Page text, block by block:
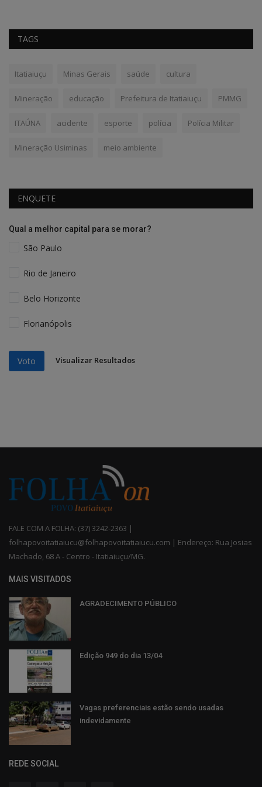
TAGS
Itatiaiuçu Minas Gerais saúde cultura
Mineração educação Prefeitura de Itatiaiuçu PMMG
ITAÚNA acidente esporte polícia Polícia Militar
Mineração Usiminas meio ambiente
ENQUETE
Qual a melhor capital para se morar?
São Paulo
Rio de Janeiro
Belo Horizonte
Florianópolis
Voto Visualizar Resultados
FALE COM A FOLHA: (37) 3242-2363 |
folhapovoitatiaiucu@folhapovoitatiaiucu.com | Endereço: Rua Josias
Machado, 68 A - Centro - Itatiaiuçu/MG.
MAIS VISITADOS
AGRADECIMENTO PÚBLICO
Edição 949 do dia 13/04
Vagas preferenciais estão sendo usadas
indevidamente
REDE SOCIAL